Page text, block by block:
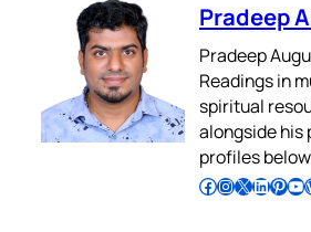
Pradeep
Pradeep
Readings in
spiritual
alongside his
profiles
Follow Pradeep on Facebook Follow Pradeep on InstagramFollow Pradeep on X Follow Pradeep on LinkedIn Follow Pradeep on Pinterest Subscribe to Pradeep’s Youtube Channel Follow